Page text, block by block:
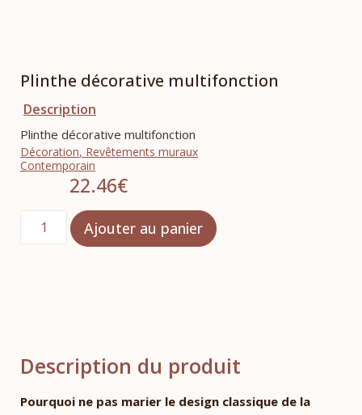
Plinthe décorative multifonction
Description
Plinthe décorative multifonction
Décoration, Revêtements muraux
Contemporain
22.46€
Ajouter au panier
Description du produit
Pourquoi ne pas marier le design classique de la